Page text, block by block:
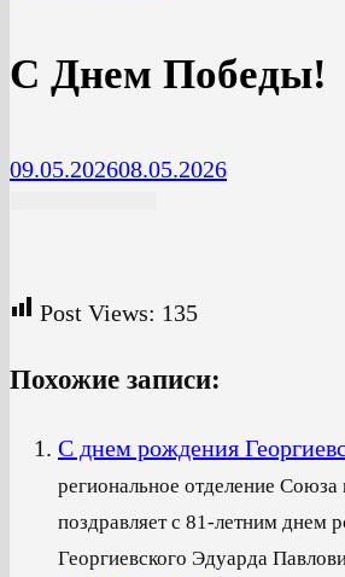
С Днем Победы!
09.05.202608.05.2026
Post Views: 135
Похожие записи:
С днем рождения
региональное отделение Союза
поздравляет с 81-летним днем
Георгиевского Эдуарда